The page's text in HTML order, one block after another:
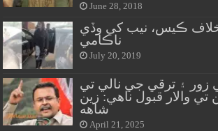
June 28, 2018
خلاف ڪيس، نيب کي وڏي
ناڪامي
July 20, 2019
زور ۽ ترقي جي نالي تي
تي والار قبول ناهي: زين
شاهه
April 21, 2025